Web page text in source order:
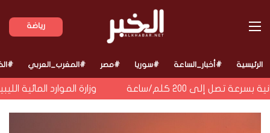
رياضة القائمة
الرئيسية #أخبار_الساعة #سوريا #مصر #المغرب_العربي
تصل إلى 200 كلم/ساعة وزارة الموارد المائية